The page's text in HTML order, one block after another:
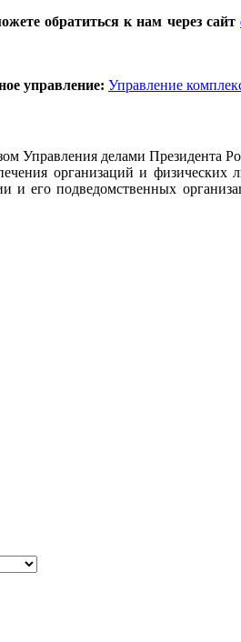
обратиться к нам через сайт
управление: Управление
Управления делами Президента
организаций и
его подведомственных